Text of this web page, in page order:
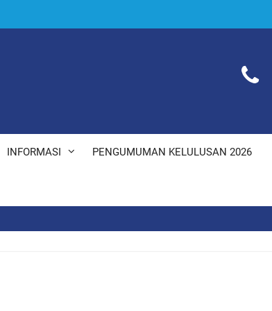
INFORMASI PENGUMUMAN KELULUSAN 2026